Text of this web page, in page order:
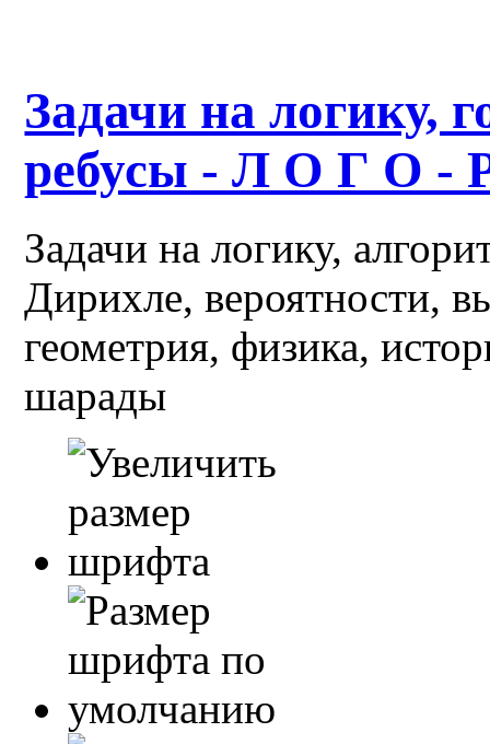
Задачи на логику,
ребусы - Л О Г О -
Задачи на логику,
Дирихле, вероятности,
геометрия, физика,
шарады